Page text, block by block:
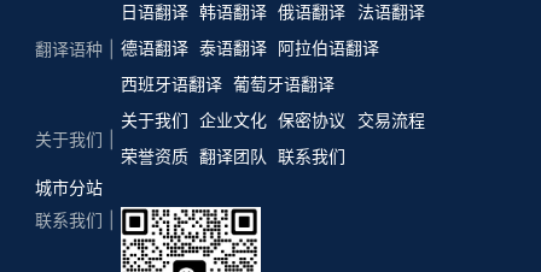
翻译语种
日语翻译 韩语翻译 俄语翻译
法语翻译
德语翻译 泰语翻译 阿拉伯语翻译
西班牙语翻译 葡萄牙语翻译
关于我们
关于我们 企业文化 保密协议
交易流程
荣誉资质 翻译团队
联系我们
城市分站
联系我们